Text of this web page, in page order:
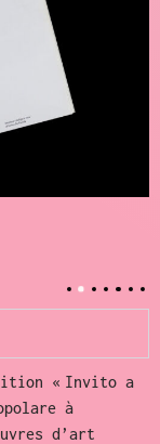
« Invito a
à
d’art